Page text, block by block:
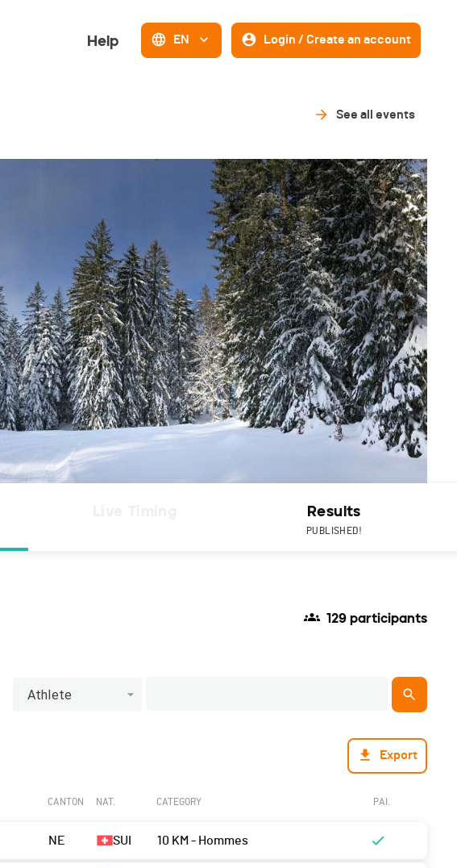
Help EN Login / Create an account
See all events
Results
PUBLISHED!
129 participants
Athlete
Export
CANTON NAT. CATEGORY PAI.
NE SUI 10 KM - Hommes